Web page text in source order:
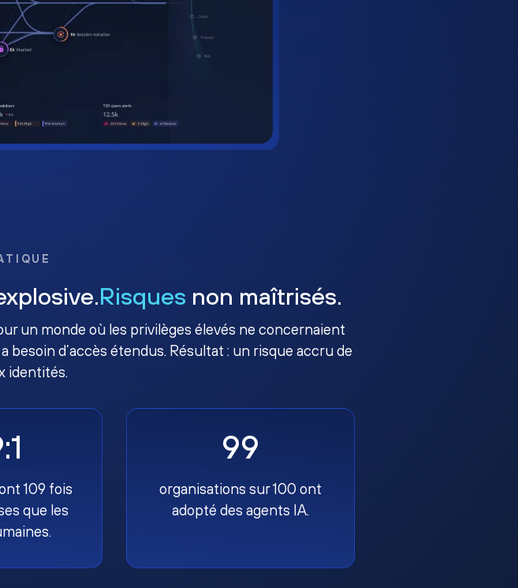
Risques non maîtrisés.
un monde où les privilèges élevés ne concernaient
besoin d’accès étendus. Résultat : un risque accru de
identités.
109 fois
que les
99
organisations sur 100 ont
adopté des agents IA.